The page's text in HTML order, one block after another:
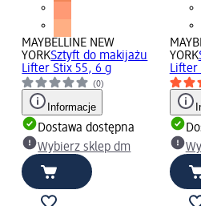
MAYBELLINE NEW
YORKSztyft do makijażu
Lifter Stix 55, 6 g
(0)
Informacje
Dostawa dostępna
Wybierz sklep dm
YORK
Lifter